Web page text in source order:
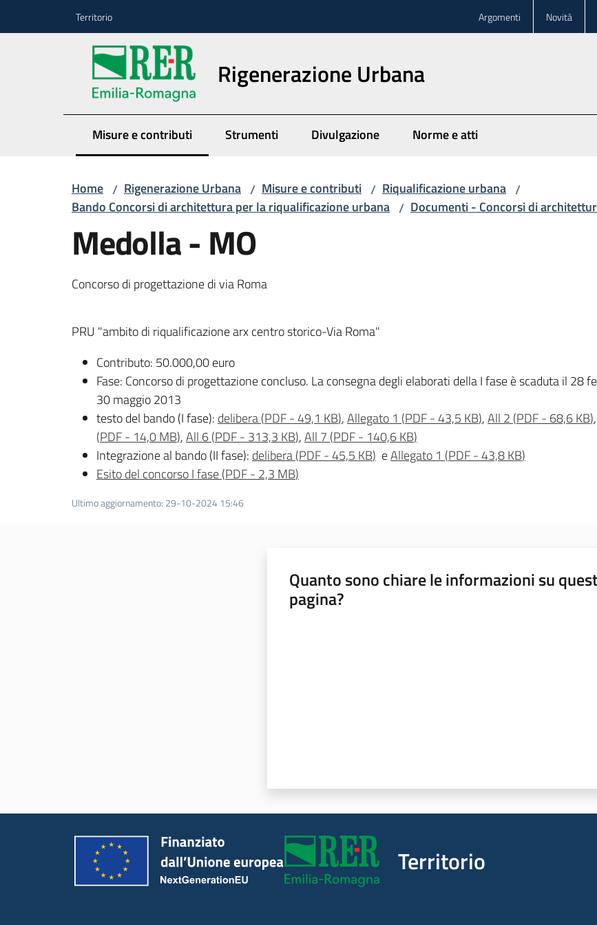
Territorio Argomenti Novità
Rigenerazione Urbana
Misure e contributi
Menu selezionato Strumenti Divulgazione Norme e atti
Home / Rigenerazione Urbana / Misure e contributi / Riqualificazione urbana /
Bando Concorsi di architettura per la riqualificazione urbana / Documenti - Concorsi di
Medolla - MO
Concorso di progettazione di via Roma
PRU "ambito di riqualificazione arx centro storico-Via Roma"
Contributo: 50.000,00 euro
Fase: Concorso di progettazione concluso. La consegna degli elaborati della I fase è scaduta il 28
30 maggio 2013
testo del bando (I fase): delibera(PDF-49,1 KB),Allegato 1 (PDF-43,5 KB),All 2 (PDF- 68,6 KB),
(PDF- 14,0 MB),All 6(PDF- 313,3 KB),All 7 (PDF- 140,6 KB)
Integrazione al bando (II fase): delibera(PDF-45,5 KB) eAllegato 1 (PDF-43,8 KB)
Esito del concorso I fase(PDF- 2,3 MB)
Ultimo aggiornamento: 29-10-2024 15:46
Quanto sono chiare le informazioni su
pagina?
Territorio